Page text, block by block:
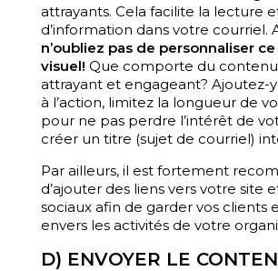
attrayants. Cela facilite la lecture
d’information dans votre courriel.
n’oubliez pas de personnaliser
visuel! Que comporte du
attrayant et engageant? Ajoutez-
à l’action, limitez la longueur de
pour ne pas perdre l’intérêt de
créer un titre (sujet de courriel)
Par ailleurs, il est fortement
d’ajouter des liens vers votre site
sociaux afin de garder vos clients
envers les activités de votre
D) ENVOYER LE